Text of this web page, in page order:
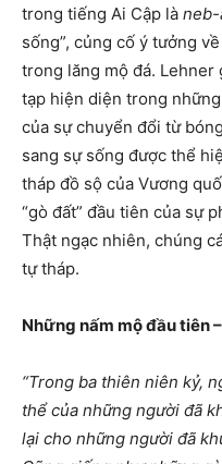
trong tiếng Ai Cập là neb-
sống”, củng cố ý tưởng
trong lăng mộ đá.
tạp hiện diện trong
của sự chuyển đổi từ
sang sự sống được thể
tháp đồ sộ của Vương
“gò đất” đầu tiên của sự
Thật ngạc nhiên, chúng
tự tháp.
Những nấm mộ đầu tiên
“Trong ba thiên niên kỷ,
thể của những người đã
lại cho những người đã